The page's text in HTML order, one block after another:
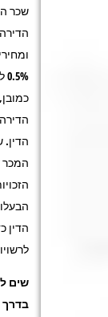
המכר
הדין
שים
בדרך